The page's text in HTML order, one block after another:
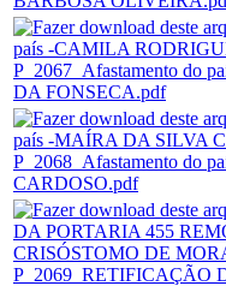
P_2067_Afastamento do
DA FONSECA.pdf
P_2068_Afastamento do
CARDOSO.pdf
P_2069_RETIFICAÇÃO